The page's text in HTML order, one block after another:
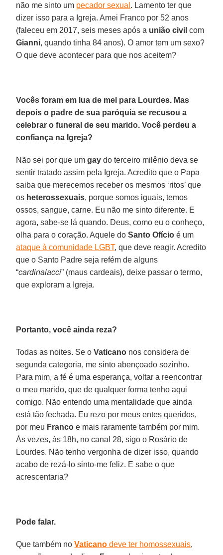
não me sinto um pecador sexual . Lamento ter que
dizer isso para a Igreja. Amei Franco por 52 anos
(faleceu em 2017, seis meses após a união civil com
Gianni, quando tinha 84 anos). O amor tem um sexo?
O que deve acontecer para que nos aceitem?
Vocês foram em lua de mel para Lourdes. Mas
depois o padre de sua paróquia se recusou a
celebrar o funeral de seu marido. Você perdeu a
confiança na Igreja?
Não sei por que umgay do terceiro milênio deva se
sentir tratado assim pela Igreja. Acredito que o Papa
saiba que merecemos receber os mesmos ‘ritos’ que
os heterossexuais, porque somos iguais, temos
ossos, sangue, carne. Eu não me sinto diferente. E
agora, sabe-se lá quando. Deus, como eu o conheço,
olha para o coração. Aquele doSanto Ofício é um
ataque à comunidade LGBT, que deve reagir. Acredito
que o Santo Padre seja refém de alguns
“cardinalacci” (maus cardeais), deixe passar o termo,
que exploram a Igreja.
Portanto, você ainda reza?
Todas as noites. Se oVaticano nos considera de
segunda categoria, me sinto abençoado sozinho.
Para mim, a fé é uma esperança, voltar a reencontrar
o meu marido, que de qualquer forma tenho aqui
comigo. Não entendo uma mentalidade que ainda
está tão fechada. Eu rezo por meus entes queridos,
por meu Franco e mais raramente também por mim.
Às vezes, às 18h, no canal 28, sigo o Rosário de
Lourdes. Não tenho vergonha de dizer isso, quando
acabo de rezá-lo sinto-me feliz. E sabe o que
acrescentaria?
Pode falar.
Que também noVaticano deve ter homossexuais,